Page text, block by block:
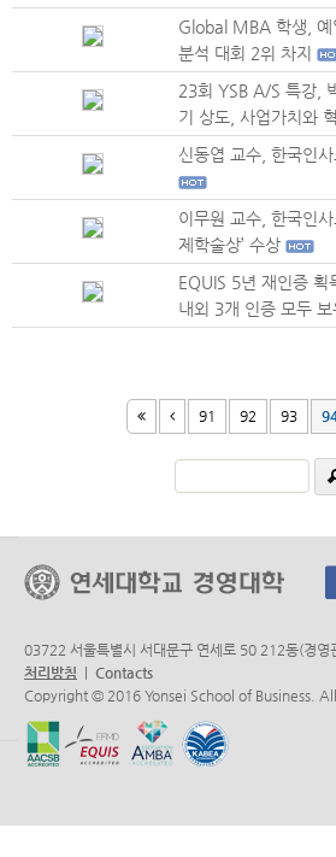
Global MBA 학생, 예
분석 대회 2위 차지
23회 YSB A/S 특강,
기 상도, 사업가치와
신동엽 교수, 한국인
이무원 교수, 한국인
제학술상’ 수상
EQUIS 5년 재인증
내외 3개 인증 모두 보
91 92 93
03722 서울특별시 서대문구 연세로 50 212동(경영
처리방침
Contacts
Copyright © 2016 Yonsei School of Business.